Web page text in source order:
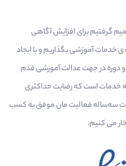
زمانی که تصمیم گرفتیم برای افزایش آگاهی
خدمات آموزشی بگذاریم و با ایجاد
و دوره در جهت عدالت آموزشی قدم
خدمات است که رضایت حداکثری
مدت سه‌ساله فعالیت مان موفق به کسب
می‌ کنیم.